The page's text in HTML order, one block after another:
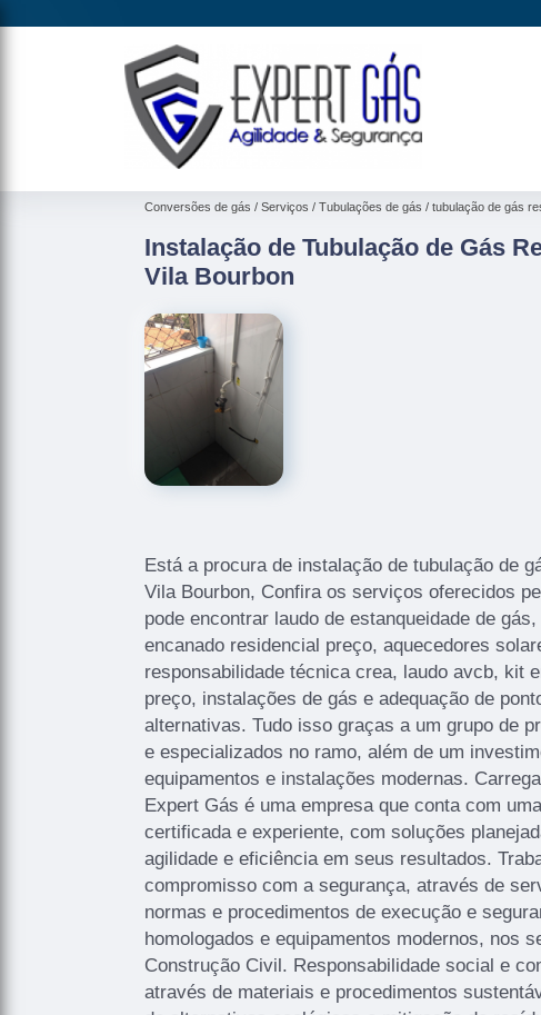
Conversões de gás Serviços Tubulações de gás tubulação de gás
Instalação de Tubulação de Gás
Vila Bourbon
Está a procura de instalação de tubulação de
Vila Bourbon, Confira os serviços oferecidos
pode encontrar laudo de estanqueidade de
encanado residencial preço, aquecedores
responsabilidade técnica crea, laudo avcb, kit
preço, instalações de gás e adequação de
alternativas. Tudo isso graças a um grupo de
e especializados no ramo, além de um
equipamentos e instalações modernas.
Expert Gás é uma empresa que conta com
certificada e experiente, com soluções
agilidade e eficiência em seus resultados.
compromisso com a segurança, através de
normas e procedimentos de execução e
homologados e equipamentos modernos, nos
Construção Civil. Responsabilidade social e
através de materiais e procedimentos